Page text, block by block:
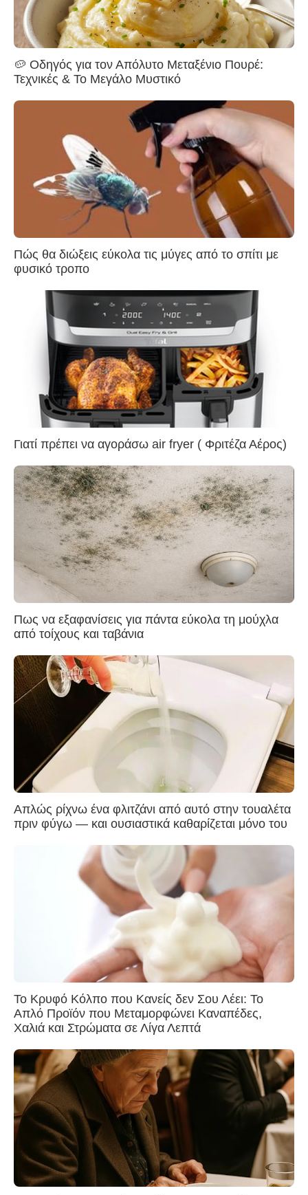
🥔 Οδηγός για τον Απόλυτο Μεταξένιο Πουρέ:
Τεχνικές & Το Μεγάλο Μυστικό
Πώς θα διώξεις εύκολα τις μύγες από το σπίτι με
φυσικό τροπο
Γιατί πρέπει να αγοράσω air fryer ( Φριτέζα Αέρος)
Πως να εξαφανίσεις για πάντα εύκολα τη μούχλα
από τοίχους και ταβάνια
Απλώς ρίχνω ένα φλιτζάνι από αυτό στην τουαλέτα
πριν φύγω — και ουσιαστικά καθαρίζεται μόνο του
Το Κρυφό Κόλπο που Κανείς δεν Σου Λέει: Το
Απλό Προϊόν που Μεταμορφώνει Καναπέδες,
Χαλιά και Στρώματα σε Λίγα Λεπτά